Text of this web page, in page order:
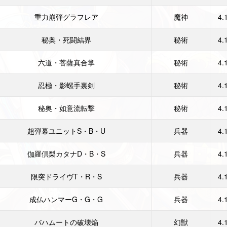
重力崩弾グラフレア 魔神
秘奥・死闘結界 秘術
六道・菩薩真合掌 秘術
忍極・影螺手裏剣 秘術
秘奥・如意流転撃 秘術
超弾幕ユニットS・B・U 兵器
伽羅倶梨カタナD・B・S 兵器
限突ドライヴT・R・S 兵器
成仏ハンマーG・G・G 兵器
バハムートの破壊焔 幻獣